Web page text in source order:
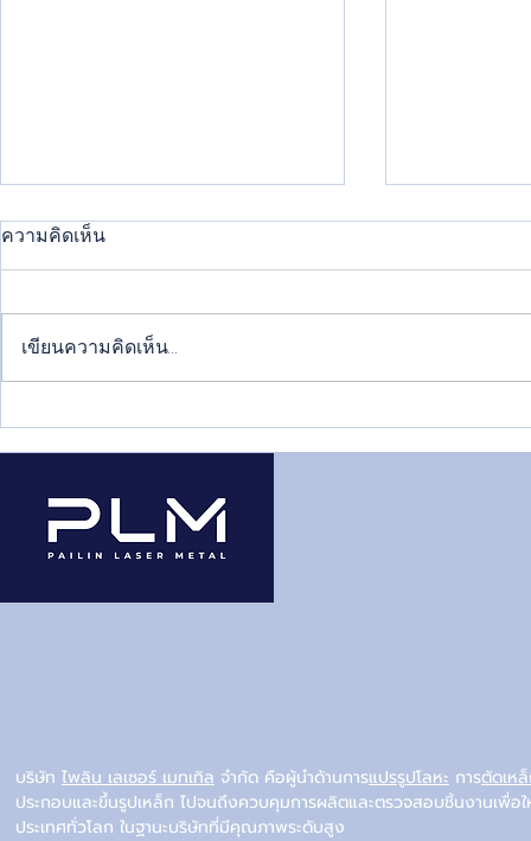
วิธีพ่นสีพาวเดอร์โค้ทที่ถูกต้อง
ทำให้สีติดทนยาวนาน
แนวเชื่อมเ
อะไรบ้าง แ
ความคิดเห็น
เขียนความคิดเห็น…
บริษัท ไพลิน เลเซอร์ เมทเทิล จำกัด คือผู้นำด้านการแปรรูปโลหะ การตัดเห
ประกอบและขึ้นรูปเหล็ก ไปจนถึงควบคุมการผลิตและตรวจสอบชิ้นงานเพื่
ประเทศทั่วโลก ในฐานะบริษัทที่มีคุณภาพระดับสูง